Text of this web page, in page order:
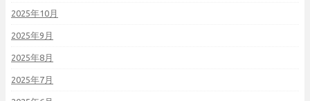
2025年10月
2025年9月
2025年8月
2025年7月